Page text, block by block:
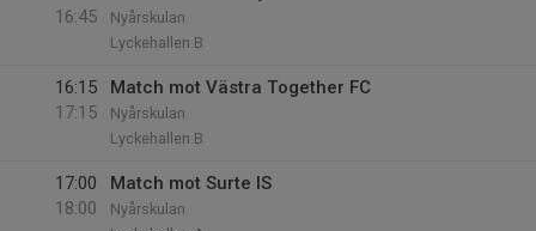
16:45
Nyårskulan
Lyckehallen B
16:15
17:15
Match mot Västra Together FC
Nyårskulan
Lyckehallen B
17:00
18:00
Match mot Surte IS
Nyårskulan